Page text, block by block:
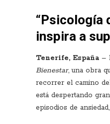
“Psicología
inspira a
Tenerife, España –
Bienestar, una obra
recorrer el camino
está despertando
episodios de